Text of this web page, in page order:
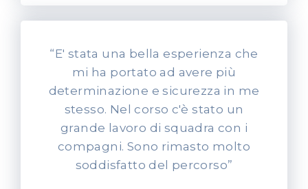
“E' stata una bella esperienza che
mi ha portato ad avere più
determinazione e sicurezza in me
stesso. Nel corso c'è stato un
grande lavoro di squadra con i
compagni. Sono rimasto molto
soddisfatto del percorso”